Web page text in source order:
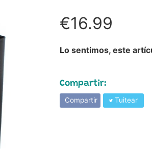
€16.99
Lo sentimos, este
Compartir:
Compartir Tuitear